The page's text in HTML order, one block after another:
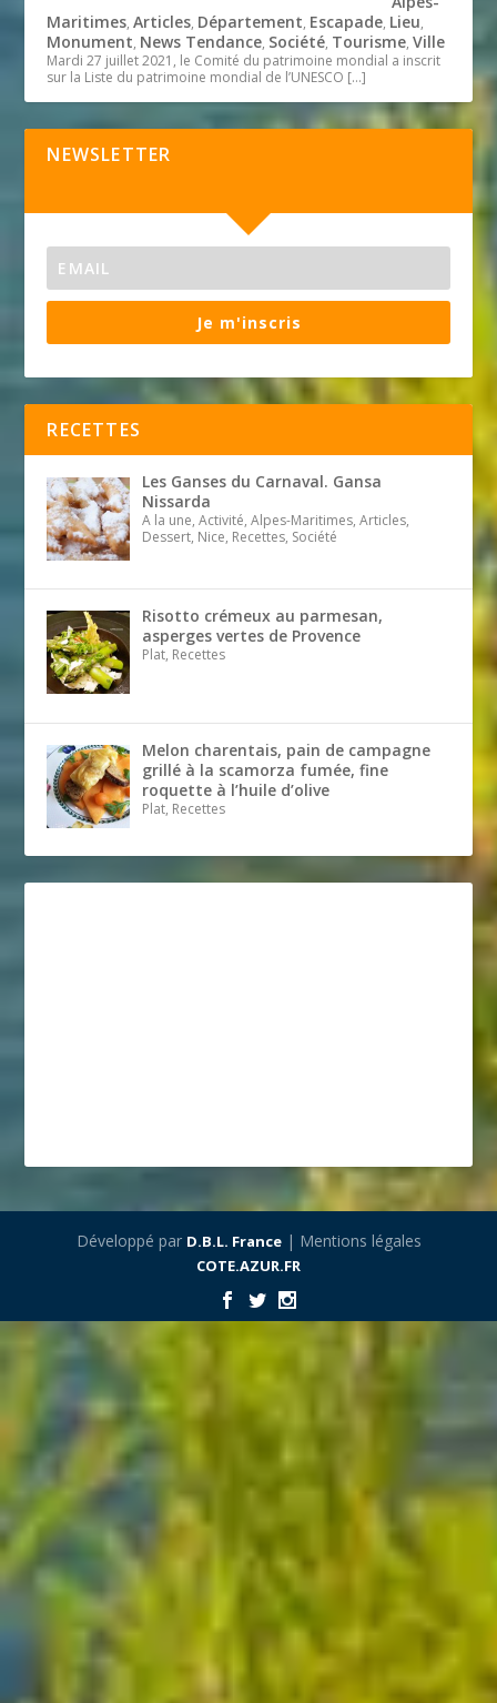
Maritimes,Articles, Département, Escapade, Lieu,
Monument, News Tendance, Société, Tourisme,Ville
Mardi 27 juillet 2021, le Comité du patrimoine mondial a inscrit
sur la Liste du patrimoine mondial de l’UNESCO […]
NEWSLETTER
Je m'inscris
RECETTES
Les Ganses du Carnaval. Gansa
Nissarda
A la une, Activité, Alpes-Maritimes, Articles,
Dessert, Nice, Recettes, Société
Risotto crémeux au parmesan,
asperges vertes de Provence
Plat, Recettes
Melon charentais, pain de campagne
grillé à la scamorza fumée, fine
roquette à l’huile d’olive
Plat, Recettes
Développé par D.B.L. France| Mentions légales
COTE.AZUR.FR